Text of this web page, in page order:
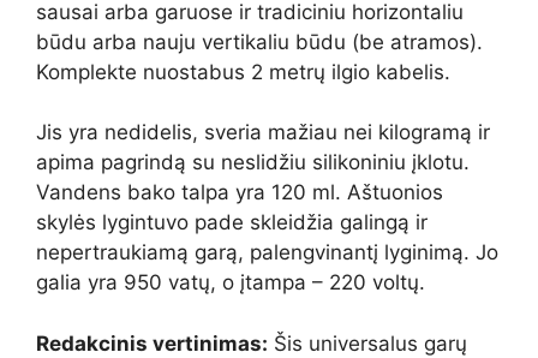
sausai arba garuose ir tradiciniu horizontaliu
būdu arba nauju vertikaliu būdu (be atramos).
Komplekte nuostabus 2 metrų ilgio kabelis.
Jis yra nedidelis, sveria mažiau nei kilogramą ir
apima pagrindą su neslidžiu silikoniniu įklotu.
Vandens bako talpa yra 120 ml. Aštuonios
skylės lygintuvo pade skleidžia galingą ir
nepertraukiamą garą, palengvinantį lyginimą. Jo
galia yra 950 vatų, o įtampa – 220 voltų.
Redakcinis vertinimas: Šis universalus garų